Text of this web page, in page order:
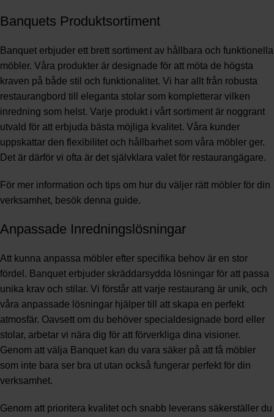
Banquets Produktsortiment
Banquet erbjuder ett brett sortiment av hållbara och funktionella
möbler. Våra produkter är designade för att möta de högsta
kraven på både stil och funktionalitet. Vi har allt från robusta
restaurangbord till eleganta stolar som kompletterar vilken
inredning som helst. Varje produkt i vårt sortiment är noggrant
utvald för att erbjuda bästa möjliga kvalitet. Våra kunder
uppskattar den flexibilitet och hållbarhet som våra möbler ger.
Det är därför vi ofta är det självklara valet för restaurangägare.
För mer information och tips om hur du väljer rätt möbler för din
verksamhet, besök denna guide.
Anpassade Inredningslösningar
Att kunna anpassa möbler efter specifika behov är en stor
fördel. Banquet erbjuder skräddarsydda lösningar för att passa
unika krav och stilar. Vi förstår att varje restaurang är unik, och
våra anpassade lösningar hjälper till att skapa en perfekt
atmosfär. Oavsett om du behöver specialdesignade bord eller
stolar, arbetar vi nära dig för att förverkliga dina visioner.
Genom att välja Banquet kan du vara säker på att få möbler
som inte bara ser bra ut utan också fungerar perfekt för din
verksamhet.
Genom att prioritera kvalitet och snabb leverans säkerställer du